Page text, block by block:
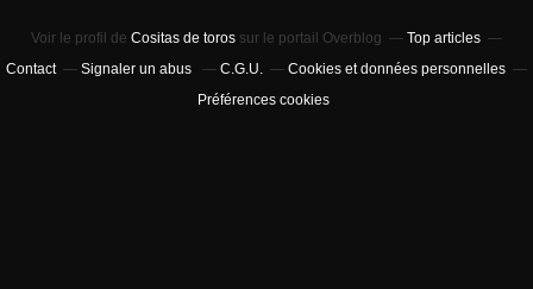
Voir le profil de Cositas de toros sur le portail Overblog
Top articles
Contact
Signaler un abus C.G.U.
Cookies et données personnelles
Préférences cookies